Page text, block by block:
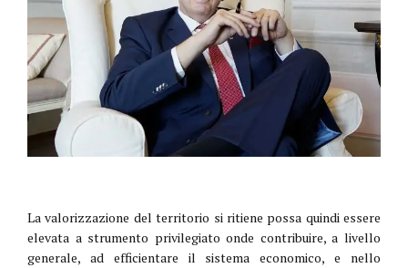
La valorizzazione del territorio si ritiene possa quindi essere
elevata a strumento privilegiato onde contribuire, a livello
generale, ad efficientare il sistema economico, e nello